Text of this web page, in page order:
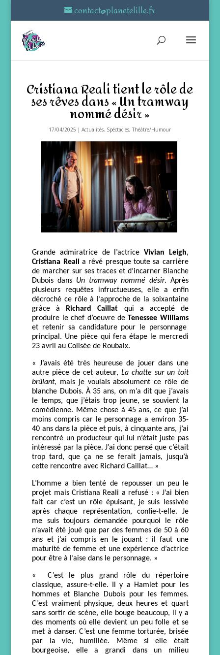
contact@planetelille.fr
Cristiana Reali tient le rôle de
ses rêves dans « Un tramway
nommé désir »
17/04/2025 |Actualités, Spéctacles,Théâtre/Humour
Grande admiratrice de l’actrice Vivian Leigh,
Cristiana Realia rêvé presque toute sa carrière
de marcher sur ses traces et d’incarner Blanche
Dubois dans Un tramway nommé désir. Après
plusieurs requêtes infructueuses, elle a enfin
décroché ce rôle à l’approche de la soixantaine
grâce à
Richard Caillat qui a accepté de
produire le chef d’oeuvre deTenessee Williams
et retenir sa candidature pour le personnage
principal. Une pièce qui fera étape le mercredi
23 avril au Colisée de Roubaix.
« J’avais été très heureuse de jouer dans une
autre pièce de cet auteur, La chatte sur un toit
brûlant, mais je voulais absolument ce rôle de
blanche Dubois. À 35 ans, on m’a dit que j’avais
le temps, que j’étais trop jeune, se souvient la
comédienne. Même chose à 45 ans, ce que j’ai
moins compris car le personnage a environ 35-
40 ansdans la pièce et puis, à cinquante ans, j’ai
rencontré un producteur qui lui n’était juste pas
intéressé par la pièce. J’aidonc pensé que c’était
trop tard, que ça ne se ferait jamais, jusqu’à
cette rencontre avec Richard Caillat… »
L’homme a bien tenté de repousser un peu le
projet mais Cristiana Reali a refusé : « J’ai bien
fait car c’est un rôle épuisant, je suis lessivée
après chaque représentation, confie-t-elle. Je
me suis toujours demandée pourquoi le rôle
n’avait été joué que par des femmes de 50 à 60
ans et j’ai compris en le jouant : il faut une
maturité de femme et une expérience d’actrice
pour être à l’aise dans le personnage. »
« C’est le plus grand rôle du répertoire
classique, assure-t-elle.
Il y a Hamlet pour les
hommes et Blanche Dubois pour les femmes.
C’est vraiment physique, deux heures et quart
sans sortir de scène, elle bouge beaucoup, il y a
des moments où elle devient un peu folle et se
met à danser. C’est une femme torturée, brisée
par la vie, humiliée. Même si elle était
bourgeoise, elle a grandi dans un milieu